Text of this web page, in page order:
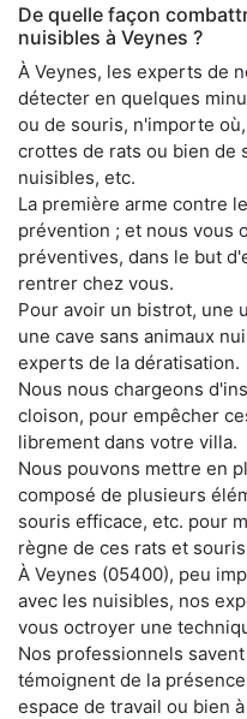
De quelle façon
nuisibles à Veynes ?
À Veynes, les experts de
détecter en quelques
ou de souris, n'importe
crottes de rats ou bien de
nuisibles, etc.
La première arme contre
prévention ; et nous vous
préventives, dans le but
rentrer chez vous.
Pour avoir un bistrot, une
une cave sans animaux
experts de la dératisation.
Nous nous chargeons
cloison, pour empêcher
librement dans votre villa.
Nous pouvons mettre en
composé de plusieurs
souris efficace, etc. pour
règne de ces rats et
À Veynes (05400), peu
avec les nuisibles, nos
vous octroyer une
Nos professionnels
témoignent de la
espace de travail ou bien